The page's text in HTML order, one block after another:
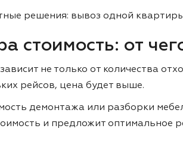
решения: вывоз одной
стоимость: от
не только от количества
рейсов, цена будет выше.
демонтажа или разборки
и предложит оптимальное